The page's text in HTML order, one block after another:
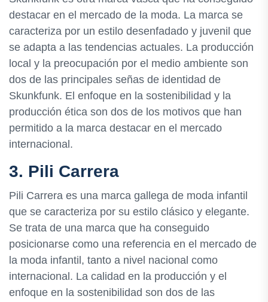
destacar en el mercado de la moda. La marca se
caracteriza por un estilo desenfadado y juvenil que
se adapta a las tendencias actuales. La producción
local y la preocupación por el medio ambiente son
dos de las principales señas de identidad de
Skunkfunk. El enfoque en la sostenibilidad y la
producción ética son dos de los motivos que han
permitido a la marca destacar en el mercado
internacional.
3. Pili Carrera
Pili Carrera es una marca gallega de moda infantil
que se caracteriza por su estilo clásico y elegante.
Se trata de una marca que ha conseguido
posicionarse como una referencia en el mercado de
la moda infantil, tanto a nivel nacional como
internacional. La calidad en la producción y el
enfoque en la sostenibilidad son dos de las